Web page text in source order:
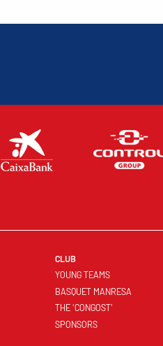
CLUB
YOUNG TEAMS
BASQUET MANRESA
THE 'CONGOST'
SPONSORS